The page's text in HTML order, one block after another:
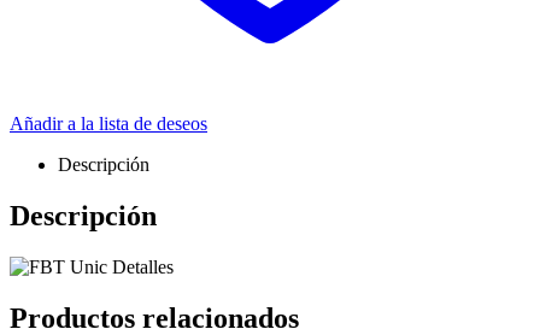
Añadir a la lista de deseos
Descripción
Descripción
Productos relacionados